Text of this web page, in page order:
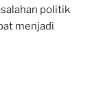
politik
menjadi